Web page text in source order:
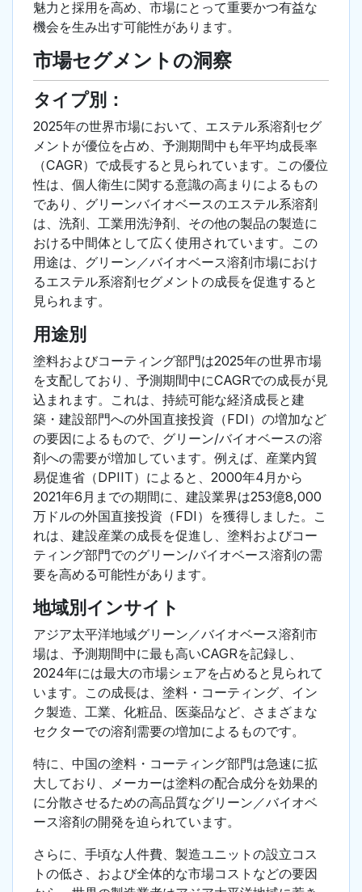
魅力と採用を高め、市場にとって重要かつ有益な
機会を生み出す可能性があります。
市場セグメントの洞察
タイプ別：
2025年の世界市場において、エステル系溶剤セグ
メントが優位を占め、予測期間中も年平均成長率
（CAGR）で成長すると見られています。この優位
性は、個人衛生に関する意識の高まりによるもの
であり、グリーンバイオベースのエステル系溶剤
は、洗剤、工業用洗浄剤、その他の製品の製造に
おける中間体として広く使用されています。この
用途は、グリーン／バイオベース溶剤市場におけ
るエステル系溶剤セグメントの成長を促進すると
見られます。
用途別
塗料およびコーティング部門は2025年の世界市場
を支配しており、予測期間中にCAGRでの成長が見
込まれます。これは、持続可能な経済成長と建
築・建設部門への外国直接投資（FDI）の増加など
の要因によるもので、グリーン/バイオベースの溶
剤への需要が増加しています。例えば、産業内貿
易促進省（DPIIT）によると、2000年4月から
2021年6月までの期間に、建設業界は253億8,000
万ドルの外国直接投資（FDI）を獲得しました。こ
れは、建設産業の成長を促進し、塗料およびコー
ティング部門でのグリーン/バイオベース溶剤の需
要を高める可能性があります。
地域別インサイト
アジア太平洋地域グリーン／バイオベース溶剤市
場は、予測期間中に最も高いCAGRを記録し、
2024年には最大の市場シェアを占めると見られて
います。この成長は、塗料・コーティング、イン
ク製造、工業、化粧品、医薬品など、さまざまな
セクターでの溶剤需要の増加によるものです。
特に、中国の塗料・コーティング部門は急速に拡
大しており、メーカーは塗料の配合成分を効果的
に分散させるための高品質なグリーン／バイオベ
ース溶剤の開発を迫られています。
さらに、手頃な人件費、製造ユニットの設立コス
トの低さ、および全体的な市場コストなどの要因